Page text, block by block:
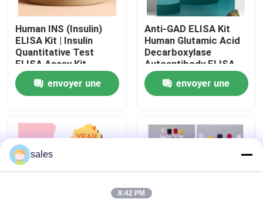
Contrôle qualité
Contactez-nous
Nouvelles
Cas
VR Show
Human INS (Insulin)
ELISA Kit | Insulin
Quantitative Test
ELISA Assay Kit,
Sandwich ELISA For
Serum Plasma 96
Tests Laboratory
envoyer une
Anti-GAD ELISA Kit
Human Glutamic Acid
Decarboxylase
Autoantibody ELISA
KiT GAD-Ab / GAD65
Autoantibody Enzyme
Linked
Test Kit
envoyer une
sales
8:42 PM